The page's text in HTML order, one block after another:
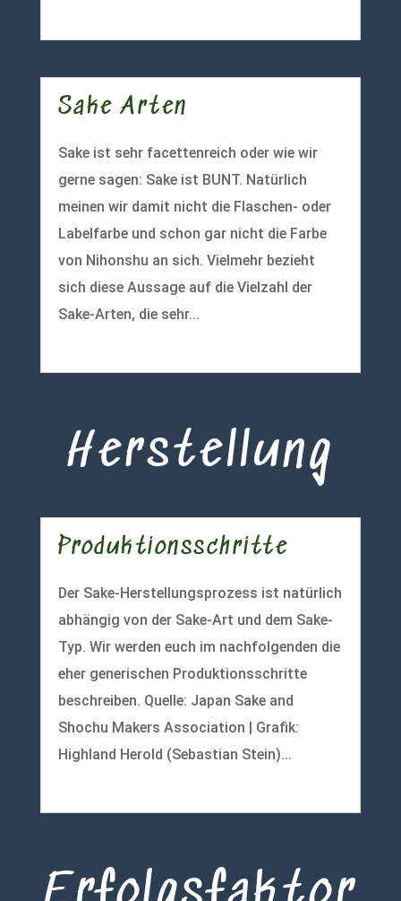
Sake Arten
Sake ist sehr facettenreich oder wie wir
gerne sagen: Sake ist BUNT. Natürlich
meinen wir damit nicht die Flaschen- oder
Labelfarbe und schon gar nicht die Farbe
von Nihonshu an sich. Vielmehr bezieht
sich diese Aussage auf die Vielzahl der
Sake-Arten, die sehr...
Herstellung
Produktionsschritte
Der Sake-Herstellungsprozess ist natürlich
abhängig von der Sake-Art und dem Sake-
Typ. Wir werden euch im nachfolgenden die
eher generischen Produktionsschritte
beschreiben. Quelle: Japan Sake and
Shochu Makers Association | Grafik:
Highland Herold (Sebastian Stein)...